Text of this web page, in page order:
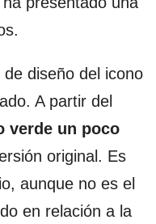
diseño del icono
A partir del
verde un poco
original. Es
aunque no es el
en relación a la